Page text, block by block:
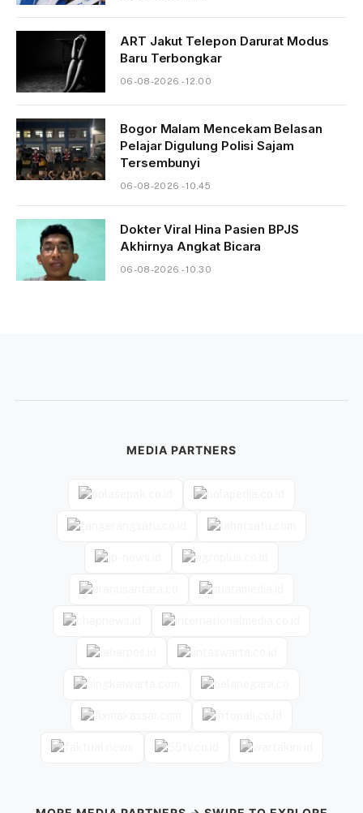
ART Jakut Telepon Darurat Modus
Baru Terbongkar
06-08-2026 - 12.00
Bogor Malam Mencekam Belasan
Pelajar Digulung Polisi Sajam
Tersembunyi
06-08-2026 - 10.45
Dokter Viral Hina Pasien BPJS
Akhirnya Angkat Bicara
06-08-2026 - 10.30
MEDIA PARTNERS